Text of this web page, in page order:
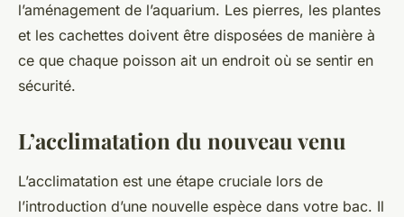
l’aménagement de l’aquarium. Les pierres, les plantes
et les cachettes doivent être disposées de manière à
ce que chaque poisson ait un endroit où se sentir en
sécurité.
L’acclimatation du nouveau venu
L’acclimatation est une étape cruciale lors de
l’introduction d’une nouvelle espèce dans votre bac. Il